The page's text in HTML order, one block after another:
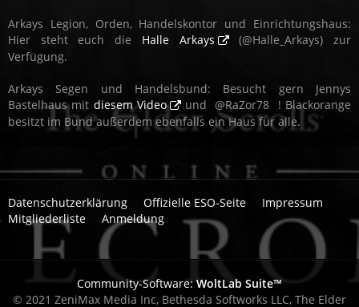
Arkays Legion, Orden, Handelskontor und Einrichtungshaus:
Hier steht euch die Halle Arkays
(@Halle_Arkays) zur
Verfügung.
Arkays Segen und Handelsbund: Besucht gern Jennys
Bastelhaus mit diesem Video und RaZor78
! Blackorange
besitzt im Bund außerdem ebenfalls ein Haus für alle.
Datenschutzerklärung Offizielle ESO-Seite
Impressum
Mitgliederliste
Anmeldung
Community-Software: WoltLab Suite™
© 2021 ZeniMax Media Inc, Bethesda Softworks LLC, The Elder